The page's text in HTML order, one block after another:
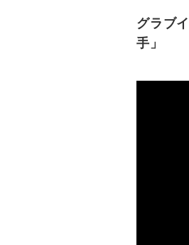
グラブ
手」